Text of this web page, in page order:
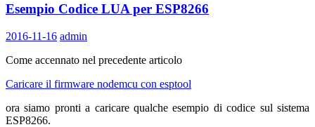
Esempio Codice LUA per ESP8266
2016-11-16 admin
Come accennato nel precedente articolo
Caricare il firmware nodemcu con esptool
ora siamo pronti a caricare qualche esempio di codice sul sistema
ESP8266.